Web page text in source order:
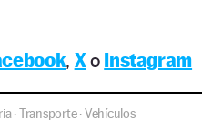
, Xo Instagram
·Transporte·Vehículos